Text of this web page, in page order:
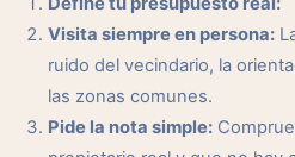
Visita siempre en persona:
ruido del vecindario, la
las zonas comunes.
Pide la nota simple: